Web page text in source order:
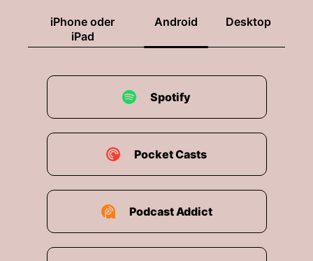
iPhone oder
iPad
Android Desktop
Spotify
Pocket Casts
Podcast Addict